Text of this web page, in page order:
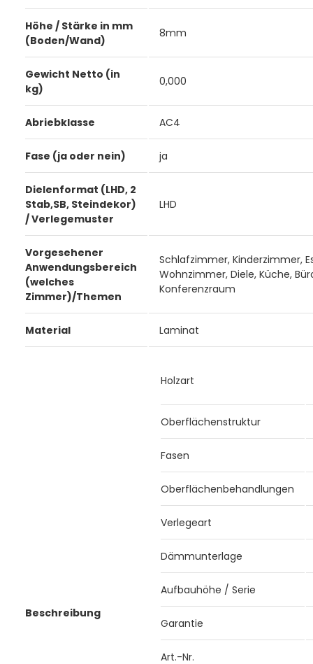
Höhe / Stärke in mm
(Boden/Wand)
8mm
Gewicht Netto (in
kg)
0,000
Abriebklasse AC4
Fase (ja oder nein) ja
Dielenformat (LHD, 2
Stab,SB, Steindekor)
/ Verlegemuster
LHD
Vorgesehener
Anwendungsbereich
(welches
Zimmer)/Themen
Schlafzimmer, Kinderzimmer,
Wohnzimmer, Diele, Küche,
Konferenzraum
Material Laminat
Beschreibung
Holzart
Oberflächenstruktur
Fasen
Oberflächenbehandlungen
Verlegeart
Dämmunterlage
Aufbauhöhe / Serie
Garantie
Art.-Nr.